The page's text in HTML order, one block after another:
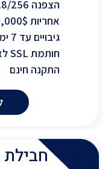
הצפנה 128/256 ביט
אחריות 10,000$
גיבויים עד 7 ימים אחרונים
חותמת SSL לאתר חינם
התקנה חינם
חבילת